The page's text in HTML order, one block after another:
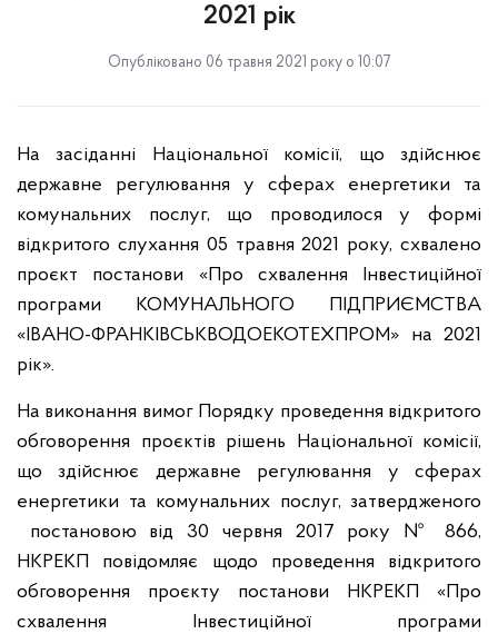
2021 рік
Опубліковано 06 травня 2021 року о 10:07
На засіданні Національної комісії, що здійснює
державне регулювання у сферах енергетики та
комунальних послуг, що проводилося у формі
відкритого слухання 05 травня 2021 року, схвалено
проєкт постанови «Про схвалення Інвестиційної
програми КОМУНАЛЬНОГО ПІДПРИЄМСТВА
«ІВАНО-ФРАНКІВСЬКВОДОЕКОТЕХПРОМ»
на 2021
рік».
На виконання вимог Порядку проведення відкритого
обговорення проєктів рішень Національної комісії,
що здійснює державне регулювання у сферах
енергетики та комунальних послуг, затвердженого
постановою від 30 червня 2017 року № 866,
НКРЕКП повідомляє щодо проведення відкритого
обговорення проєкту постанови НКРЕКП «Про
схвалення Інвестиційної програми